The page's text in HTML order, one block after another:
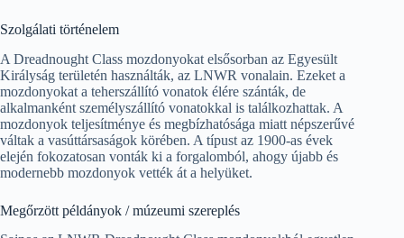
Szolgálati történelem
A Dreadnought Class mozdonyokat elsősorban az Egyesült
Királyság területén használták, az LNWR vonalain. Ezeket a
mozdonyokat a teherszállító vonatok élére szánták, de
alkalmanként személyszállító vonatokkal is találkozhattak. A
mozdonyok teljesítménye és megbízhatósága miatt népszerűvé
váltak a vasúttársaságok körében. A típust az 1900-as évek
elején fokozatosan vonták ki a forgalomból, ahogy újabb és
modernebb mozdonyok vették át a helyüket.
Megőrzött példányok / múzeumi szereplés